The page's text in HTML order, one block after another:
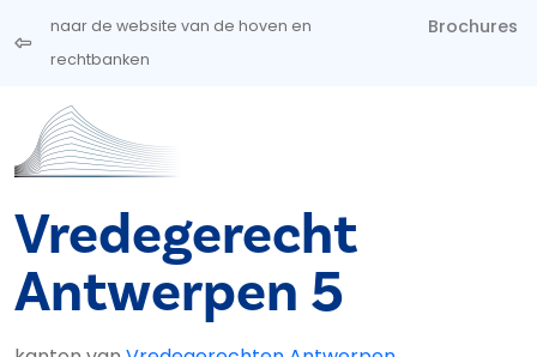
Overslaan en naar de inhoud gaan
naar de website van de hoven en
rechtbanken
Brochures
Vredegerecht
Antwerpen 5